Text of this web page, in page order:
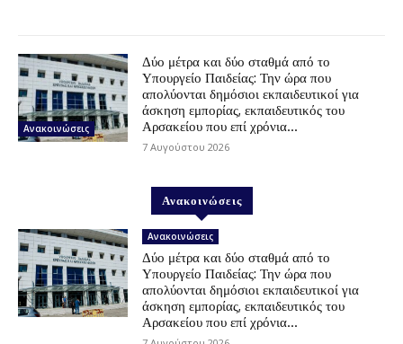
Ανακοινώσεις
Δύο μέτρα και δύο σταθμά από το
Υπουργείο Παιδείας: Την ώρα που
απολύονται δημόσιοι εκπαιδευτικοί για
άσκηση εμπορίας, εκπαιδευτικός του
Αρσακείου που επί χρόνια...
7 Αυγούστου 2026
Ανακοινώσεις
Ανακοινώσεις
Δύο μέτρα και δύο σταθμά από το
Υπουργείο Παιδείας: Την ώρα που
απολύονται δημόσιοι εκπαιδευτικοί για
άσκηση εμπορίας, εκπαιδευτικός του
Αρσακείου που επί χρόνια...